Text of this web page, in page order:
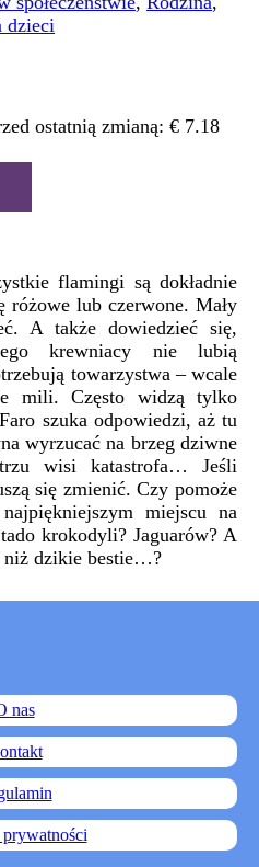
dzieci
ostatnią zmianą: € 7.18
flamingi są dokładnie
różowe lub czerwone. Mały
A także dowiedzieć się,
krewniacy nie lubią
towarzystwa – wcale
mili. Często widzą tylko
szuka odpowiedzi, aż tu
wyrzucać na brzeg dziwne
wisi katastrofa… Jeśli
się zmienić. Czy pomoże
miejscu na
krokodyli? Jaguarów? A
niż dzikie bestie…?
nas